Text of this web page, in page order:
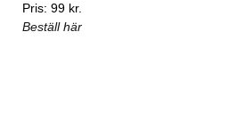
Pris: 99 kr.
Beställ här